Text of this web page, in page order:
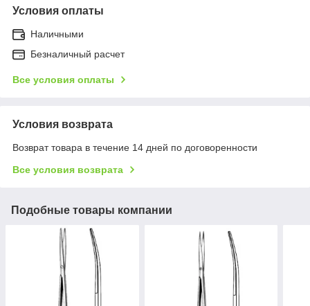
Условия оплаты
Наличными
Безналичный расчет
Все условия оплаты
Условия возврата
Возврат товара в течение 14 дней по договоренности
Все условия возврата
Подобные товары компании